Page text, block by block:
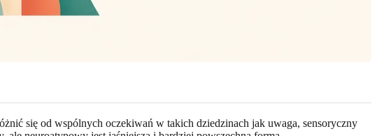
się od wspólnych oczekiwań w takich dziedzinach jak uwaga, sensoryczny